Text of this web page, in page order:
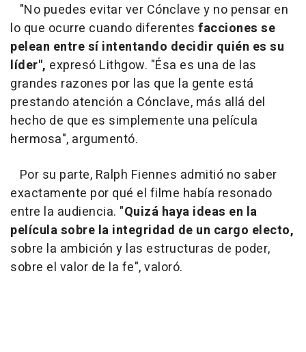
"No puedes evitar ver Cónclave y no pensar en
lo que ocurre cuando diferentes facciones se
pelean entre sí intentando decidir quién es su
líder", expresó Lithgow. "Ésa es una de las
grandes razones por las que la gente está
prestando atención a Cónclave, más allá del
hecho de que es simplemente una película
hermosa", argumentó.
Por su parte, Ralph Fiennes admitió no saber
exactamente por qué el filme había resonado
entre la audiencia. "Quizá haya ideas en la
película sobre la integridad de un cargo electo,
sobre la ambición y las estructuras de poder,
sobre el valor de la fe", valoró.